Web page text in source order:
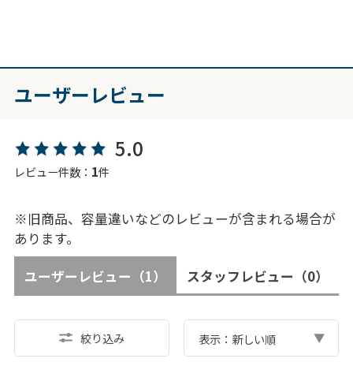
ユーザーレビュー
5.0
レビュー件数： 1件
※旧商品、容量違いなどのレビューが含まれる場合が
あります。
ユーザーレビュー （1） スタッフレビュー （0）
絞り込み 表示：新しい順